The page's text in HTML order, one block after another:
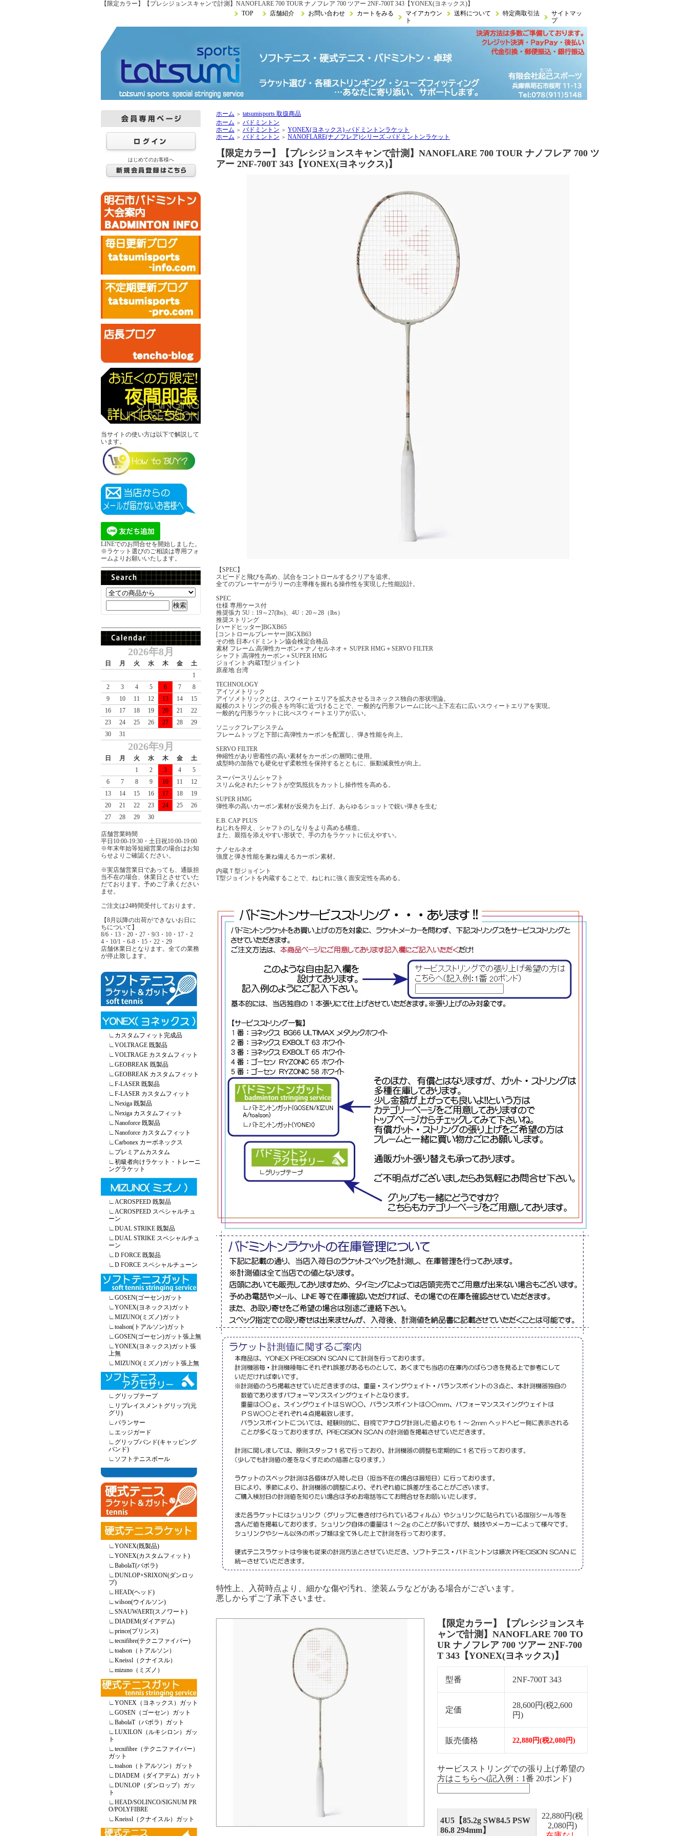
【限定カラー】【プレシジョンスキャンで計測】NANOFLARE 700 TOUR ナノフレア 700 ツアー 2NF-700T 343【YONEX(ヨネックス)】
TOP
店舗紹介 お問い合わせ カートをみる
マイアカウン
ト
送料について 特定商取引法
サイトマッ
プ
はじめてのお客様へ
当サイトの使い方は以下で解説して
います。
LINEでのお問合せを開始しました。
※ラケット選びのご相談は専用フォ
ームよりお願いいたします。
2026年8月
日 月 火 水 木 金
土
1
2
3 4 5 6 7
8
9
10 11 12 13 14
15
16
17 18 19 20 21
22
23
24 25 26 27 28
29
30
31
2026年9月
日 月 火 水 木 金
土
1
2 3 4
5
6
7 8 9 10 11
12
13
14 15 16 17 18
19
20
21 22 23 24 25
26
27
28 29 30
店舗営業時間
平日10:00-19:30・土日祝10:00-19:00
※年末年始等短縮営業の場合はお知
らせよりご確認ください。
※実店舗営業日であっても、通販担
当不在の場合、休業日とさせていた
だております。予めご了承ください
ませ。
ご注文は24時間受付しております。
【8月以降の出荷ができないお日に
ちについて】
8/6・13・20・27・9/3・10・17・2
4・10/1・6-8・15・22・29
店舗休業日となります。全ての業務
が停止致します。
∟ カスタムフィット完成品
∟VOLTRAGE 既製品
∟VOLTRAGE カスタムフィット
∟GEOBREAK 既製品
∟GEOBREAK カスタムフィット
∟F-LASER 既製品
∟F-LASER カスタムフィット
∟Nexiga 既製品
∟Nexiga カスタムフィット
∟Nanoforce 既製品
∟Nanoforce カスタムフィット
∟Carbonex カーボネックス
∟ プレミアムカスタム
∟初級者向けラケット・トレーニ
ングラケット
∟ACROSPEED 既製品
∟ACROSPEED スペシャルチュ
ーン
∟DUAL STRIKE 既製品
∟DUAL STRIKE スペシャルチュ
ーン
∟D FORCE 既製品
∟D FORCE スペシャルチューン
∟GOSEN(ゴーセン)ガット
∟YONEX(ヨネックス)ガット
∟MIZUNO(ミズノ)ガット
∟toalson(トアルソン)ガット
∟GOSEN(ゴーセン)ガット張上無
∟YONEX(ヨネックス)ガット張
上無
∟MIZUNO(ミズノ)ガット張上無
∟ グリップテープ
∟ リプレイスメントグリップ(元
グリ)
∟バランサー
∟エッジガード
∟ グリップバンド(キャッピング
バンド)
∟ ソフトテニスボール
∟YONEX(既製品)
∟YONEX(カスタムフィット)
∟BabolaT(バボラ)
∟DUNLOP×SRIXON(ダンロッ
プ)
∟HEAD(ヘッド)
∟wilson(ウイルソン)
∟SNAUWAERT(スノワート)
∟DIADEM(ダイアデム)
∟prince(プリンス)
∟tecnifibre(テクニファイバー)
∟toalson（トアルソン）
∟Kneissl（クナイスル）
∟mizuno（ミズノ）
∟YONEX（ヨネックス）ガット
∟GOSEN（ゴーセン）ガット
∟BabolaT（バボラ）ガット
∟LUXILON（ルキシロン）ガッ
ト
∟tecnifibre（テクニファイバー）
ガット
∟toalson（トアルソン）ガット
∟DIADEM（ダイアデム）ガット
∟DUNLOP（ダンロップ）ガッ
ト
∟HEAD/SOLINCO/SIGNUM PR
O/POLYFIBRE
∟Kneissl（クナイスル）ガット
ホーム ＞ tatsumisports 取扱商品
ホーム ＞ バドミントン
ホーム ＞ バドミントン ＞ YONEX(ヨネックス) -バドミントンラケット
ホーム ＞ バドミントン ＞ NANOFLARE(ナノフレア)シリーズ -バドミントンラケット
【限定カラー】【プレシジョンスキャンで計測】NANOFLARE 700 TOUR ナノフレア 700 ツ
アー 2NF-700T 343【YONEX(ヨネックス)】
【SPEC】
スピードと飛びを高め、試合をコントロールするクリアを追求。
全てのプレーヤーがラリーの主導権を握れる操作性を実現した性能設計。
SPEC
仕様 専用ケース付
推奨張力 5U：19～27(lbs)、4U：20～28（lbs）
推奨ストリング
[ハードヒッター]BGXB65
[コントロールプレーヤー]BGXB63
その他 日本バドミントン協会検定合格品
素材 フレーム:高弾性カーボン＋ナノセルネオ＋ SUPER HMG＋SERVO FILTER
シャフト:高弾性カーボン＋SUPER HMG
ジョイント:内蔵T型ジョイント
原産地 台湾
TECHNOLOGY
アイソメトリック
アイソメトリックとは、スウィートエリアを拡大させるヨネックス独自の形状理論。
縦横のストリングの長さを均等に近づけることで、一般的な円形フレームに比べ上下左右に広いスウィートエリアを実現。
一般的な円形ラケットに比べスウィートエリアが広い。
ソニックフレアシステム
フレームトップと下部に高弾性カーボンを配置し、弾き性能を向上。
SERVO FILTER
伸縮性があり密着性の高い素材をカーボンの層間に使用。
成型時の加熱でも硬化せず柔軟性を保持するとともに、振動減衰性が向上。
スーパースリムシャフト
スリム化されたシャフトが空気抵抗をカットし操作性を高める。
SUPER HMG
弾性率の高いカーボン素材が反発力を上げ、あらゆるショットで鋭い弾きを生む
E.B. CAP PLUS
ねじれを抑え、シャフトのしなりをより高める構造。
また、親指を添えやすい形状で、手の力をラケットに伝えやすい。
ナノセルネオ
強度と弾き性能を兼ね備えるカーボン素材。
内蔵Ｔ型ジョイント
T型ジョイントを内蔵することで、ねじれに強く面安定性を高める。
特性上、入荷時点より、細かな傷や汚れ、塗装ムラなどがある場合がございます。
悪しからずご了承下さいませ。
【限定カラー】【プレシジョンスキ
ャンで計測】NANOFLARE 700 TO
UR ナノフレア 700 ツアー 2NF-700
T 343【YONEX(ヨネックス)】
型番 2NF-700T 343
定価
28,600円(税2,600
円)
販売価格 22,880円(税2,080円)
サービスストリングでの張り上げ希望の
方はこちらへ(記入例：1番 20ポンド)
4U5【85.2g SW84.5 PSW
86.8 294mm】
22,880円(税
2,080円)